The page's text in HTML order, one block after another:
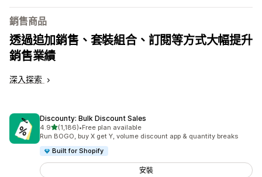
銷售商品
透過追加銷售、套裝組合、訂閱等方式大幅提升
銷售業績
深入探索
Discounty: Bulk Discount Sales
4.9滿分 5 顆星
(1,186)
共有 1186 則評價
•Free plan available
Run BOGO, buy X get Y, volume discount app & quantity breaks
Built for Shopify
安裝